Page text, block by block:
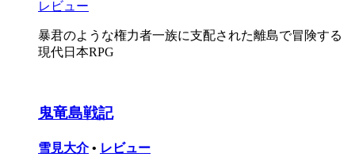
レビュー
暴君のような権力者一族に支配された離島で冒険する
現代日本RPG
鬼竜島戦記
雪見大介 • レビュー